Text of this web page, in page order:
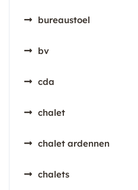
bureaustoel
bv
cda
chalet
chalet ardennen
chalets